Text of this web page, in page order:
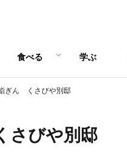
食べる
パン
スイーツ
ランチ
カフェ
学ぶ
ぎん くさびや別邸
びや別邸